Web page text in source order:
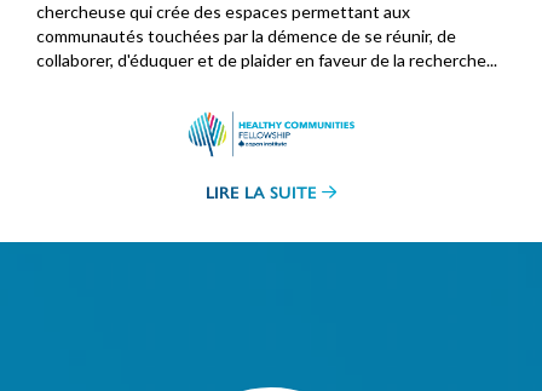
chercheuse qui crée des espaces permettant aux
communautés touchées par la démence de se réunir, de
collaborer, d'éduquer et de plaider en faveur de la recherche...
LIRE LA SUITE